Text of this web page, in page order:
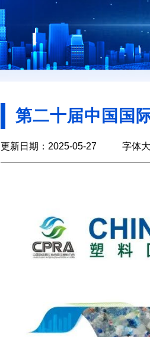
第二十届中国国
更新日期：2025-05-27 字体大